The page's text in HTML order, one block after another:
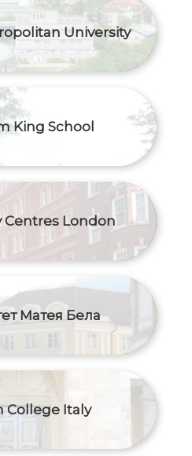
University
King School
Centres London
Матея Бела
College Italy